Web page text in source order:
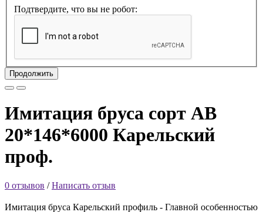
Подтвердите, что вы не робот:
Продолжить
Имитация бруса сорт АВ
20*146*6000 Карельский
проф.
0 отзывов /Написать отзыв
Имитация бруса Карельский профиль - Главной особенностью